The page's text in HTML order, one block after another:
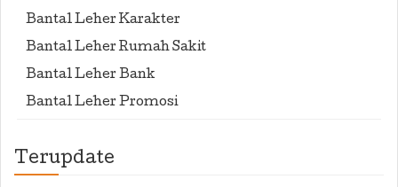
Bantal Leher Karakter
Bantal Leher Rumah Sakit
Bantal Leher Bank
Bantal Leher Promosi
Terupdate